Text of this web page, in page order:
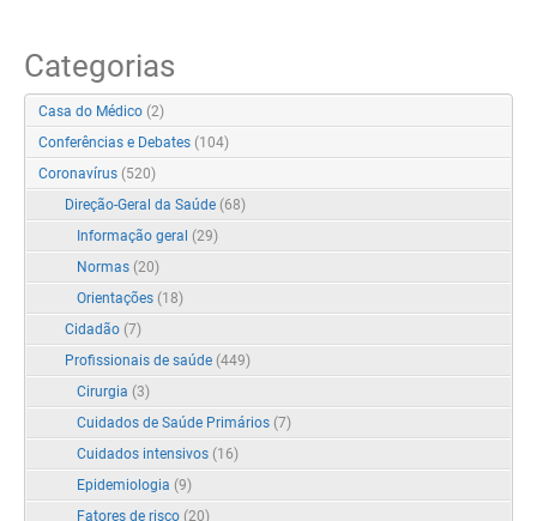
Categorias
Casa do Médico (2)
Conferências e Debates (104)
Coronavírus (520)
Direção-Geral da Saúde (68)
Informação geral (29)
Normas (20)
Orientações (18)
Cidadão (7)
Profissionais de saúde (449)
Cirurgia (3)
Cuidados de Saúde Primários (7)
Cuidados intensivos (16)
Epidemiologia (9)
Fatores de risco (20)